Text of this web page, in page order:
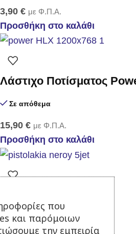
3,90 € με Φ.Π.Α.
Προσθήκη στο καλάθι
Λάστιχο Ποτίσματος
Σε απόθεμα
15,90 € με Φ.Π.Α.
Προσθήκη στο καλάθι
Σε απόθεμα
που
και παρόμοιων
την εμπειρία